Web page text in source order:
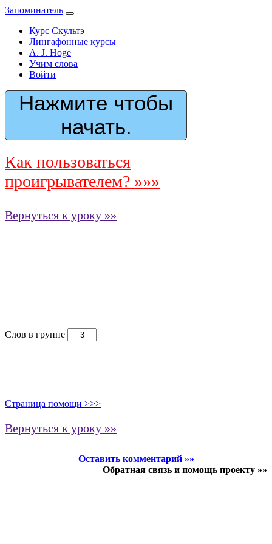
Запоминатель
Курс Скультэ
Лингафонные курсы
A. J. Hoge
Учим слова
Войти
Нажмите чтобы
начать.
Как пользоваться
проигрывателем? »»»
Вернуться к уроку »»
Слов в группе
Страница помощи >>>
Вернуться к уроку »»
Оставить комментарий »»
Обратная связь и помощь проекту »»